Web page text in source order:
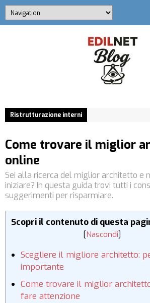
Ristrutturazione interni
Come trovare il miglior
online
Sei alla ricerca del miglior architetto e
iniziare? In questa guida trovi tutti i
suggerimenti per risparmiare.
Scopri il contenuto di questa
[Nascondi]
Scegliere il migliore architetto:
importante
Come trovare il miglior
fare attenzione